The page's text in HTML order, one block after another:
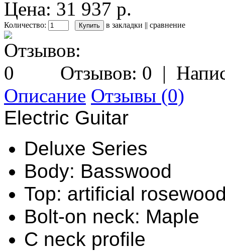
Цена: 31 937 р.
Количество: в закладки || сравнение
Отзывов: 0 |
Описание Отзывы (0)
Electric Guitar
Deluxe Series
Body: Basswood
Top: artificial
Bolt-on neck: Maple
C neck profile